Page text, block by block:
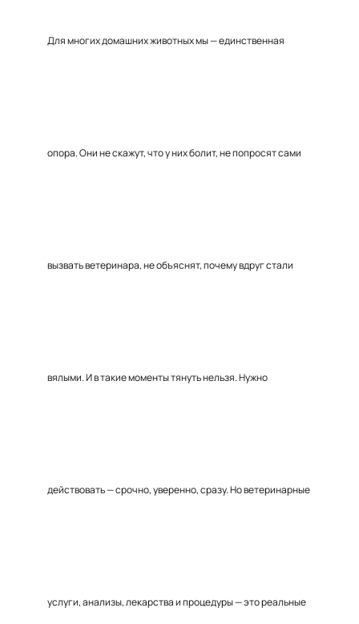
Для многих домашних животных мы — единственная
опора. Они не скажут, что у них болит, не попросят сами
вызвать ветеринара, не объяснят, почему вдруг стали
вялыми. И в такие моменты тянуть нельзя. Нужно
действовать — срочно, уверенно, сразу. Но ветеринарные
услуги, анализы, лекарства и процедуры — это реальные